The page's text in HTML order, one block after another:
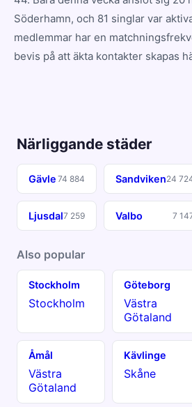
Söderhamn, och 81 singlar var
medlemmar har en
bevis på att äkta kontakter skapas
Närliggande städer
Gävle 74 884 Sandviken24
Ljusdal7 259 Valbo 7
Also popular
Stockholm
Stockholm
Göteborg
Västra
Götaland
Åmål
Västra
Götaland
Kävlinge
Skåne